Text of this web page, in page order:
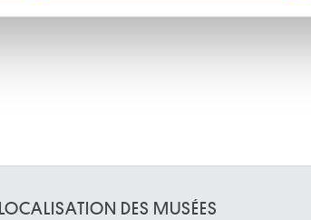
LOCALISATION DES MUSÉES